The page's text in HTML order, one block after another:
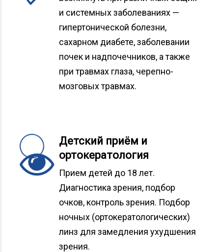
и системных заболеваниях —
гипертонической болезни,
сахарном диабете, заболевании
почек и надпочечников, а также
при травмах глаза, черепно-
мозговых травмах.
Детский приём и
ортокератология
Прием детей до 18 лет.
Диагностика зрения, подбор
очков, контроль зрения. Подбор
ночных (ортокератологических)
линз для замедления ухудшения
зрения.